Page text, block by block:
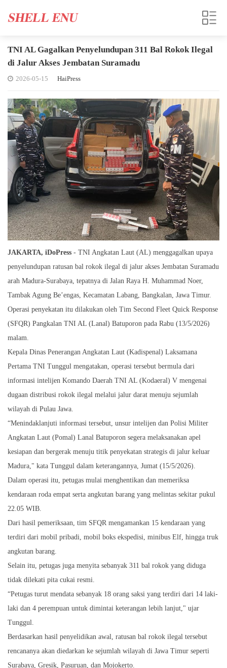
TNI AL Gagalkan Penyelundupan 311 Bal Rokok Ilegal
di Jalur Akses Jembatan Suramadu
2026-05-15 HaiPress
JAKARTA, iDoPress - TNI Angkatan Laut (AL) menggagalkan upaya
penyelundupan ratusan bal rokok ilegal di jalur akses Jembatan Suramadu
arah Madura-Surabaya, tepatnya di Jalan Raya H. Muhammad Noer,
Tambak Agung Be’engas, Kecamatan Labang, Bangkalan, Jawa Timur.
Operasi penyekatan itu dilakukan oleh Tim Second Fleet Quick Response
(SFQR) Pangkalan TNI AL (Lanal) Batuporon pada Rabu (13/5/2026)
malam.
Kepala Dinas Penerangan Angkatan Laut (Kadispenal) Laksamana
Pertama TNI Tunggul mengatakan, operasi tersebut bermula dari
informasi intelijen Komando Daerah TNI AL (Kodaeral) V mengenai
dugaan distribusi rokok ilegal melalui jalur darat menuju sejumlah
wilayah di Pulau Jawa.
“Menindaklanjuti informasi tersebut, unsur intelijen dan Polisi Militer
Angkatan Laut (Pomal) Lanal Batuporon segera melaksanakan apel
kesiapan dan bergerak menuju titik penyekatan strategis di jalur keluar
Madura," kata Tunggul dalam keterangannya, Jumat (15/5/2026).
Dalam operasi itu, petugas mulai menghentikan dan memeriksa
kendaraan roda empat serta angkutan barang yang melintas sekitar pukul
22.05 WIB.
Dari hasil pemeriksaan, tim SFQR mengamankan 15 kendaraan yang
terdiri dari mobil pribadi, mobil boks ekspedisi, minibus Elf, hingga truk
angkutan barang.
Selain itu, petugas juga menyita sebanyak 311 bal rokok yang diduga
tidak dilekati pita cukai resmi.
“Petugas turut mendata sebanyak 18 orang saksi yang terdiri dari 14 laki-
laki dan 4 perempuan untuk dimintai keterangan lebih lanjut," ujar
Tunggul.
Berdasarkan hasil penyelidikan awal, ratusan bal rokok ilegal tersebut
rencananya akan diedarkan ke sejumlah wilayah di Jawa Timur seperti
Surabaya, Gresik, Pasuruan, dan Mojokerto.